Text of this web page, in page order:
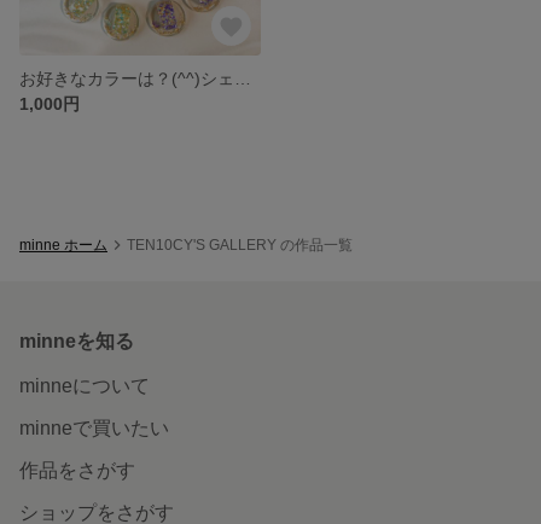
1,000円
minne ホーム TEN10CY'S GALLERY の作品一覧
minneを知る
minneについて
minneで買いたい
作品をさがす
ショップをさがす